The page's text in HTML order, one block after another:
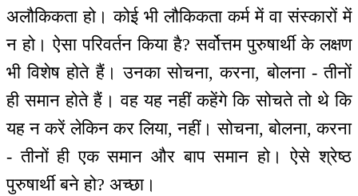
अलौकिकता हो। कोई भी लौकिकता कर्म में वा संस्कारों में
न हो। ऐसा परिवर्तन किया है? सर्वोत्तम पुरुषार्थी के लक्षण
भी विशेष होते हैं। उनका सोचना, करना, बोलना - तीनों
ही समान होते हैं। वह यह नहीं कहेंगे कि सोचते तो थे कि
यह न करें लेकिन कर लिया, नहीं। सोचना, बोलना, करना
- तीनों ही एक समान और बाप समान हो। ऐसे श्रेष्ठ
पुरुषार्थी बने हो? अच्छा।